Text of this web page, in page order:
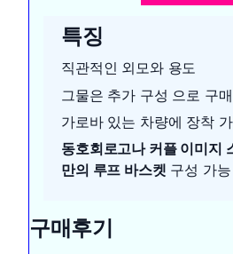
특징
직관적인 외모와 용도
그물은 추가 구성 으로 구매
가로바 있는 차량에 장착
동호회로고나 커플 이미지
만의 루프 바스켓 구성 가능
구매후기